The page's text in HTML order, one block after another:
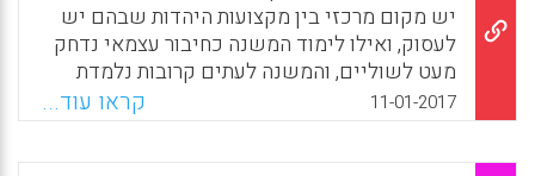
יש מקום מרכזי בין מקצועות היהדות שבהם יש
לעסוק, ואילו לימוד המשנה כחיבור עצמאי נדחק
מעט לשוליים, והמשנה לעתים קרובות נלמדת
‘מתוך התלמוד׳ ומתוך הקשרן של סוגיות התלמוד
השונות. הקשיים המרכזיים המתעוררים בתהליך
הלמידה של המשנה מתמקדים בעיקר בתחושת
11-01-2017 קראו עוד...